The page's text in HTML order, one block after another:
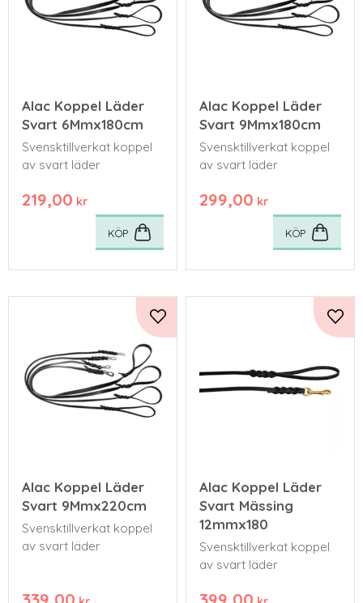
Alac Koppel Läder
Svart 6Mmx180cm
Svensktillverkat koppel
av svart läder
219,00 kr
KÖP
Alac Koppel Läder
Svart 9Mmx180cm
Svensktillverkat koppel
av svart läder
299,00 kr
KÖP
Alac Koppel Läder
Svart 9Mmx220cm
Svensktillverkat koppel
av svart läder
Lägg till i favoriter
Alac Koppel Läder
Svart Mässing
12mmx180
Svensktillverkat koppel
av svart läder